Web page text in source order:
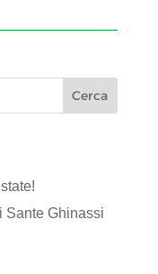
Sante Ghinassi